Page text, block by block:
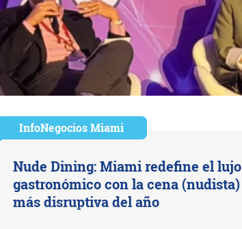
InfoNegocios Miami
Nude Dining: Miami redefine el lujo
gastronómico con la cena (nudista)
más disruptiva del año